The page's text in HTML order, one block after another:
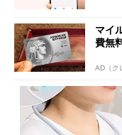
マイ
費無
AD（ク